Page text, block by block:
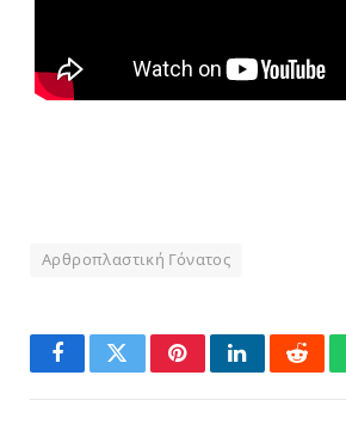
Αρθροπλαστική Γόνατος
FacebookTwitterPinterestLinkedIn